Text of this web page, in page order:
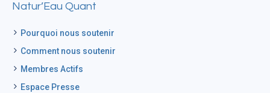
Natur’Eau Quant
Pourquoi nous soutenir
Comment nous soutenir
Membres Actifs
Espace Presse